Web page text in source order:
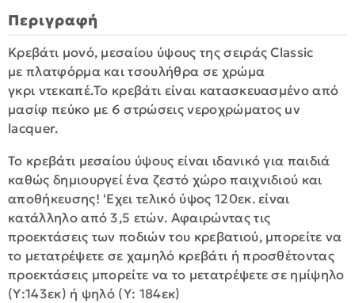
Περιγραφή
Κρεβάτι μονό, μεσαίου ύψους της σειράς Classic
με πλατφόρμα και τσουλήθρα σε χρώμα
γκρι ντεκαπέ.Το κρεβάτι είναι κατασκευασμένo από
μασίφ πεύκο με 6 στρώσεις νεροχρώματος uv
lacquer.
To κρεβάτι μεσαίου ύψους είναι ιδανικό για παιδιά
καθώς δημιουργεί ένα ζεστό χώρο παιχνιδιού και
αποθήκευσης! 'Εχει τελικό ύψος 120εκ. είναι
κατάλληλο από 3,5 ετών. Αφαιρώντας τις
προεκτάσεις των ποδιών του κρεβατιού, μπορείτε να
το μετατρέψετε σε χαμηλό κρεβάτι ή προσθέτοντας
προεκτάσεις μπορείτε να το μετατρέψετε σε ημίψηλο
(Υ:143εκ) ή ψηλό (Υ: 184εκ)